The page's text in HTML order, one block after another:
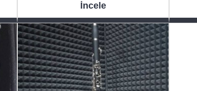
İncele